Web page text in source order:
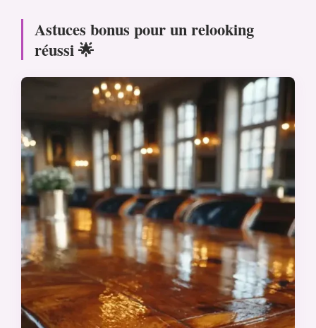
Astuces bonus pour un relooking
réussi 🌟